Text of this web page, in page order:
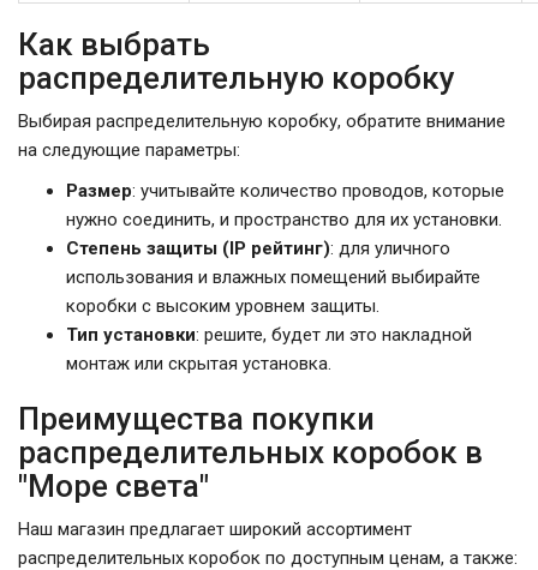
Как выбрать
распределительную коробку
Выбирая распределительную коробку, обратите внимание
на следующие параметры:
Размер: учитывайте количество проводов, которые
нужно соединить, и пространство для их установки.
Степень защиты (IP рейтинг): для уличного
использования и влажных помещений выбирайте
коробки с высоким уровнем защиты.
Тип установки: решите, будет ли это накладной
монтаж или скрытая установка.
Преимущества покупки
распределительных коробок в
"Море света"
Наш магазин предлагает широкий ассортимент
распределительных коробок по доступным ценам, а также: